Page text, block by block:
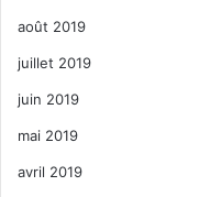
août 2019
juillet 2019
juin 2019
mai 2019
avril 2019